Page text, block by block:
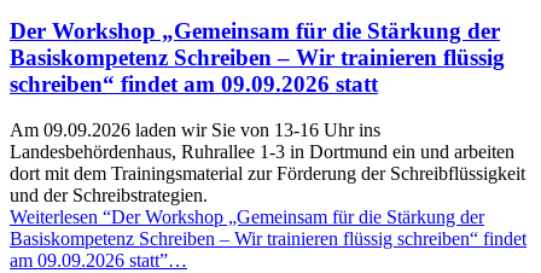
Der Workshop „Gemeinsam für die Stärkung der
Basiskompetenz Schreiben – Wir trainieren flüssig
schreiben“ findet am 09.09.2026 statt
Am 09.09.2026 laden wir Sie von 13-16 Uhr ins
Landesbehördenhaus, Ruhrallee 1-3 in Dortmund ein und arbeiten
dort mit dem Trainingsmaterial zur Förderung der Schreibflüssigkeit
und der Schreibstrategien.
Weiterlesen “Der Workshop „Gemeinsam für die Stärkung der
Basiskompetenz Schreiben – Wir trainieren flüssig schreiben“ findet
am 09.09.2026 statt”…